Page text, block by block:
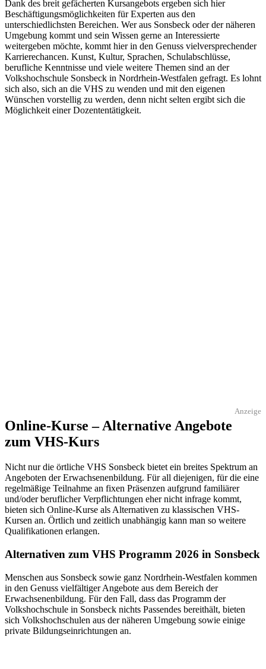
Dank des breit gefächerten Kursangebots ergeben sich hier
Beschäftigungsmöglichkeiten für Experten aus den
unterschiedlichsten Bereichen. Wer aus Sonsbeck oder der näheren
Umgebung kommt und sein Wissen gerne an Interessierte
weitergeben möchte, kommt hier in den Genuss vielversprechender
Karrierechancen. Kunst, Kultur, Sprachen, Schulabschlüsse,
berufliche Kenntnisse und viele weitere Themen sind an der
Volkshochschule Sonsbeck in Nordrhein-Westfalen gefragt. Es lohnt
sich also, sich an die VHS zu wenden und mit den eigenen
Wünschen vorstellig zu werden, denn nicht selten ergibt sich die
Möglichkeit einer Dozententätigkeit.
Anzeige
Online-Kurse – Alternative Angebote
zum VHS-Kurs
Nicht nur die örtliche VHS Sonsbeck bietet ein breites Spektrum an
Angeboten der Erwachsenenbildung. Für all diejenigen, für die eine
regelmäßige Teilnahme an fixen Präsenzen aufgrund familiärer
und/oder beruflicher Verpflichtungen eher nicht infrage kommt,
bieten sich Online-Kurse als Alternativen zu klassischen VHS-
Kursen an. Örtlich und zeitlich unabhängig kann man so weitere
Qualifikationen erlangen.
Alternativen zum VHS Programm 2026 in Sonsbeck
Menschen aus Sonsbeck sowie ganz Nordrhein-Westfalen kommen
in den Genuss vielfältiger Angebote aus dem Bereich der
Erwachsenenbildung. Für den Fall, dass das Programm der
Volkshochschule in Sonsbeck nichts Passendes bereithält, bieten
sich Volkshochschulen aus der näheren Umgebung sowie einige
private Bildungseinrichtungen an.